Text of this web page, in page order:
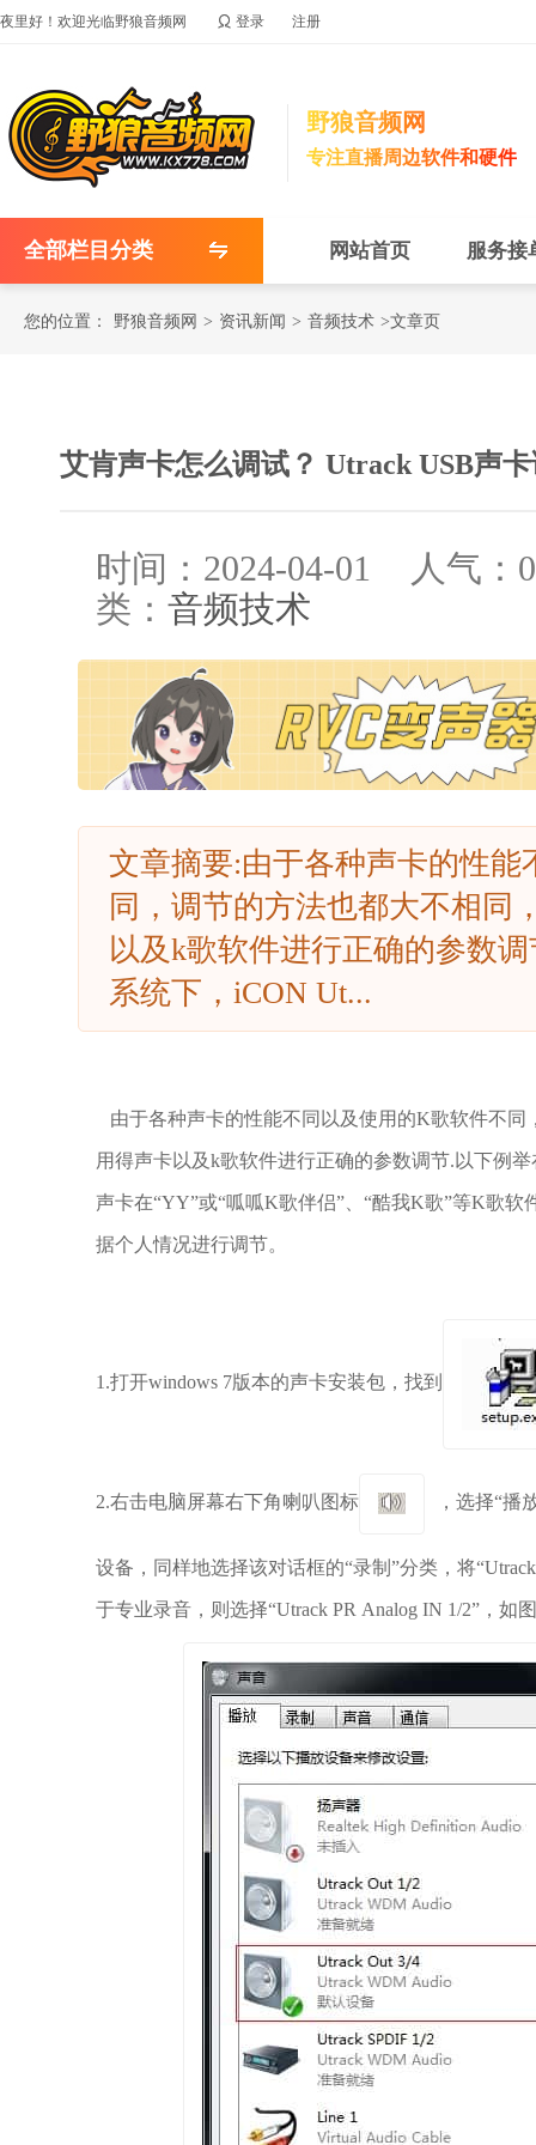
夜里好！欢迎光临野狼音频网  登录 注册
野狼音频网
专注直播周边软件和硬件
全部栏目分类 网站首页 服务接
您的位置： 野狼音频网 > 资讯新闻 > 音频技术 >文章页
艾肯声卡怎么调试？ Utrack USB声
时间：2024-04-01 人气： 0
类： 音频技术
文章摘要:由于各种声卡的性
同，调节的方法也都大不相同
以及k歌软件进行正确的参数
系统下，iCON Ut...
由于各种声卡的性能不同以及使用的K歌软件不
用得声卡以及k歌软件进行正确的参数调节.以下例
声卡在“YY”或“呱呱K歌伴侣”、“酷我K歌”等K歌
据个人情况进行调节。
1.打开windows 7版本的声卡安装包，找到
2.右击电脑屏幕右下角喇叭图标 ，选择“播
设备，同样地选择该对话框的“录制”分类，将
于专业录音，则选择“Utrack PR Analog IN 1/2”，如